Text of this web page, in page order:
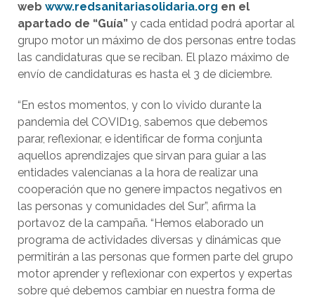
web www.redsanitariasolidaria.org en el
apartado de “Guía” y cada entidad podrá aportar al
grupo motor un máximo de dos personas entre todas
las candidaturas que se reciban. El plazo máximo de
envío de candidaturas es hasta el 3 de diciembre.
“En estos momentos, y con lo vivido durante la
pandemia del COVID19, sabemos que debemos
parar, reflexionar, e identificar de forma conjunta
aquellos aprendizajes que sirvan para guiar a las
entidades valencianas a la hora de realizar una
cooperación que no genere impactos negativos en
las personas y comunidades del Sur”, afirma la
portavoz de la campaña. “Hemos elaborado un
programa de actividades diversas y dinámicas que
permitirán a las personas que formen parte del grupo
motor aprender y reflexionar con expertos y expertas
sobre qué debemos cambiar en nuestra forma de